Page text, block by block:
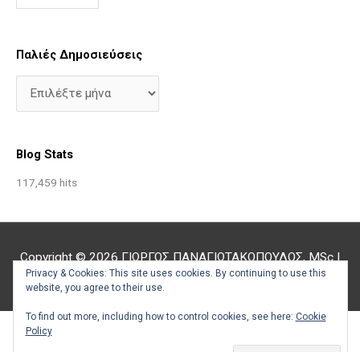
Παλιές Δημοσιεύσεις
Blog Stats
117,459 hits
Copyright © 2026ΓΙΩΡΓΟΣ ΠΑΝΑΓΙΩΤΑΚΟΠΟΥΛΟΣ, MSc|
Υποστήριξη απόAstra Θέμα WordPress
Privacy & Cookies: This site uses cookies. By continuing to use this
website, you agree to their use.
To find out more, including how to control cookies, see here: Cookie
Policy